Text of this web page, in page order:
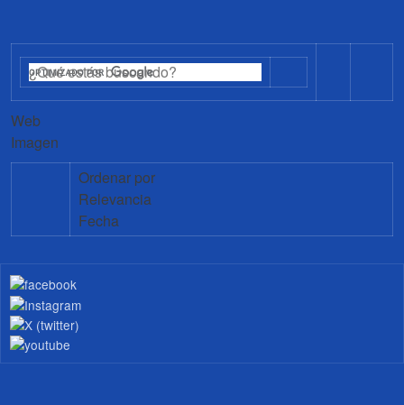
Web
Imagen
Ordenar por
Relevancia
Fecha